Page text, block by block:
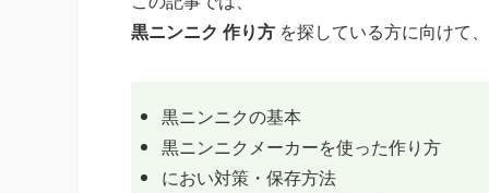
黒ニンニク 作り方 を探している方に向けて、
黒ニンニクの基本
黒ニンニクメーカーを使った作り方
におい対策・保存方法